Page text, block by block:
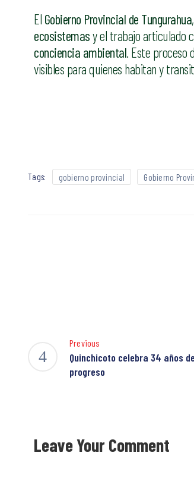
El Gobierno Provincial de Tungurahua
ecosistemasy el trabajo articulado
conciencia ambiental. Este proceso
visibles para quienes habitan y
Tags: gobierno provincial Gobierno
Previous
Quinchicoto celebra 34 años
progreso
Leave Your Comment